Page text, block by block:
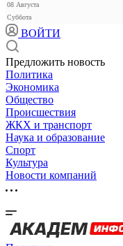
08 Августа
Суббота
ВОЙТИ
Предложить новость
Политика
Экономика
Общество
Происшествия
ЖКХ и транспорт
Наука и образование
Спорт
Культура
Новости компаний